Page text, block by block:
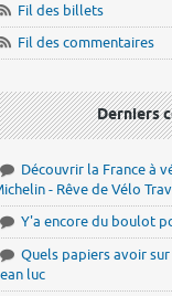
Fil des billets
Fil des commentaires
Derniers
Découvrir la France à
- Rêve de Vélo
Y'a encore du boulot
Quels papiers avoir
luc